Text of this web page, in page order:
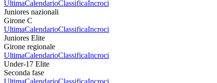
UltimaCalendarioClassificaIncroci
Juniores nazionali
Girone C
UltimaCalendarioClassificaIncroci
Juniores Elite
Girone regionale
UltimaCalendarioClassificaIncroci
Under-17 Elite
Seconda fase
UltimaCalendarioClassificaIncroci